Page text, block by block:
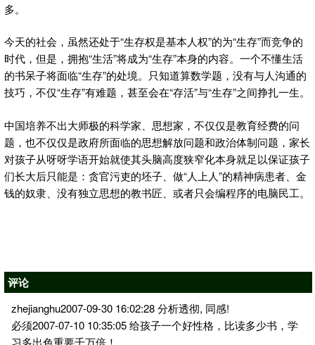
多。
今天的社会，虽然还处于“生存权是基本人权”的为“生存”而竞争的
时代，但是，拥抱“生活”将成为“生存”本身的内容。一个不懂生活
的书呆子将面临“生存”的处境。只知道算数学题，没有与人沟通的
技巧，不仅“生存”有难题，甚至会在“存活”与“生存”之间挣扎一生。
中国培养不出大师极的科学家、思想家，不仅仅是教育经费的问
题，也不仅仅是政府所面临的思想解放问题和政治体制问题，家长
对孩子从呀呀学语开始就使其头脑高度狭窄化本身就足以保证孩子
们长大后只能是：贪官污吏的坯子、做“人上人”的精神病患者、金
钱的奴隶、没有独立思想的教书匠、或者只会编程序的电脑民工。
评论
zhejianghu2007-09-30 16:02:28 分析透彻, 同感!
必须2007-07-10 10:35:05 给孩子一个好性格，比读多少书，学
习多出色重要千万倍！